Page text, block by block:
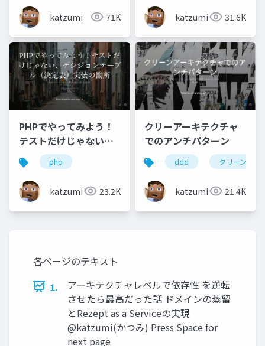
katzumi 71K katzumi 31.6K
PHPでやってみよう！
テストだけじゃない、
デシジョンテーブル
（決定表）実装の勘所
php
katzumi 23.2K
クリーアーキテクチャ
でのアンチパターン
ddd クリーンアー
katzumi 21.4K
各ページのテキスト
1.
アーキテクチャレベルで依存性 を逆転
させたら最高だった話 ドメインの蒸留
とRezept as a Serviceの実現
@katzumi(かつみ) Press Space for
next page